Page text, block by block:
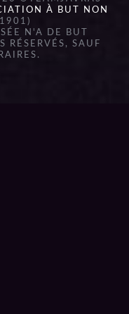
À BUT NON
N'A DE BUT
RÉSERVÉS, SAUF